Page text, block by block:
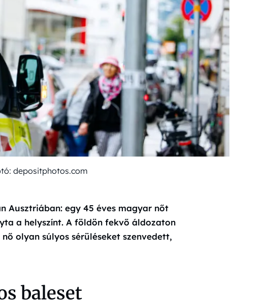
depositphotos.com
Ausztriában: egy 45 éves magyar nőt
a helyszínt. A földön fekvő áldozaton
olyan súlyos sérüléseket szenvedett,
baleset